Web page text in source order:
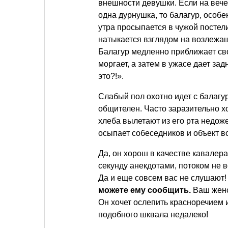
внешности девушки. Если на
одна дурнушка, то балагур,
утра просыпается в чужой
натыкается взглядом на
Балагур медленно приближает
моргает, а затем в ужасе дает
это?!».
Слабый пол охотно идет с
общителен. Часто заразительно
хлеба вылетают из его рта
осыпает собеседников и объект
Да, он хорош в качестве
секунду анекдотами, потоком не
Да и еще совсем вас не слушают!
можете ему сообщить. Ваш
Он хочет ослепить
подобного шквала недалеко!